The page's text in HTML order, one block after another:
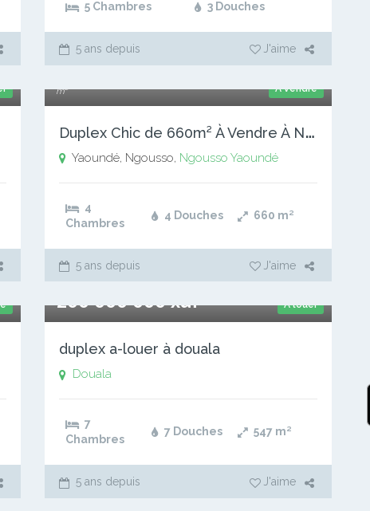
5 Chambres 3 Douches
5 ans depuis J'aime
A vendre
m²
D
uplex Chic de 660m² À Vendre À Ngousso-Yaoundé
Yaoundé, Ngousso, Ngousso Yaoundé
4
Chambres
4 Douches 660 m²
5 ans depuis J'aime
A louer
200 000 000 xaf
duplex a-louer à douala
Douala
7
Chambres
7 Douches 547 m²
5 ans depuis J'aime